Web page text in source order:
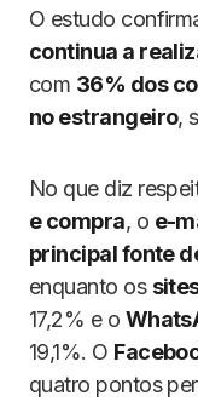
O estudo
continua a
com 36% dos
no estrangeiro,
No que diz
e compra, o e-
principal fonte
enquanto os
17,2% e o
19,1%. O
quatro pontos